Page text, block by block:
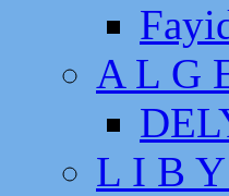
A L G
L I B